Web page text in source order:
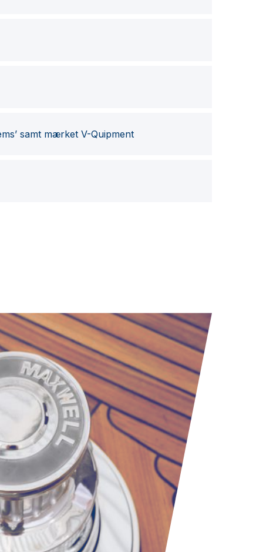
samt mærket V-Quipment